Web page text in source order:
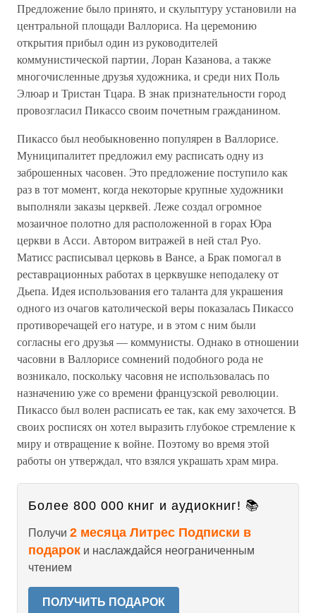
Предложение было принято, и скульптуру установили на
центральной площади Валлориса. На церемонию
открытия прибыл один из руководителей
коммунистической партии, Лоран Казанова, а также
многочисленные друзья художника, и среди них Поль
Элюар и Тристан Тцара. В знак признательности город
провозгласил Пикассо своим почетным гражданином.
Пикассо был необыкновенно популярен в Валлорисе.
Муниципалитет предложил ему расписать одну из
заброшенных часовен. Это предложение поступило как
раз в тот момент, когда некоторые крупные художники
выполняли заказы церквей. Леже создал огромное
мозаичное полотно для расположенной в горах Юра
церкви в Асси. Автором витражей в ней стал Руо.
Матисс расписывал церковь в Вансе, а Брак помогал в
реставрационных работах в церквушке неподалеку от
Дьепа. Идея использования его таланта для украшения
одного из очагов католической веры показалась Пикассо
противоречащей его натуре, и в этом с ним были
согласны его друзья — коммунисты. Однако в отношении
часовни в Валлорисе сомнений подобного рода не
возникало, поскольку часовня не использовалась по
назначению уже со времени французской революции.
Пикассо был волен расписать ее так, как ему захочется. В
своих росписях он хотел выразить глубокое стремление к
миру и отвращение к войне. Поэтому во время этой
работы он утверждал, что взялся украшать храм мира.
Более 800 000 книг и аудиокниг! 📚
Получи 2 месяца Литрес Подписки в
подарок и наслаждайся неограниченным
чтением
ПОЛУЧИТЬ ПОДАРОК